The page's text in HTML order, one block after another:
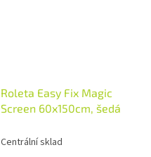
Roleta Easy Fix Magic
Screen 60x150cm, šedá
Centrální sklad